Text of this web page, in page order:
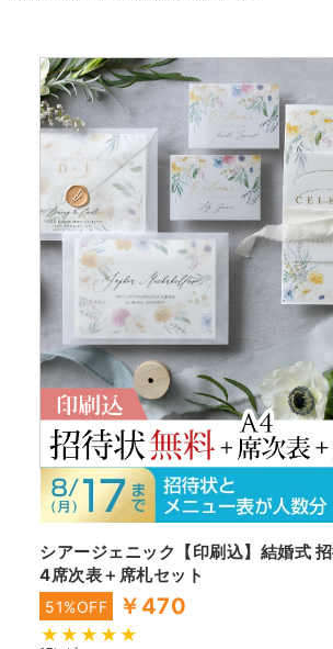
シアージェニック【印刷込】結婚式
4席次表＋席札セット
51%OFF ￥470